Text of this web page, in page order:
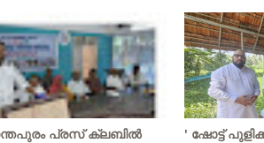
പ്രസ് ക്ലബിൽ
' ഷോട്ട്